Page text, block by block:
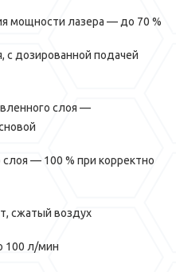
мощности лазера — до 70 %
с дозированной подачей
слоя —
— 100 % при корректно
сжатый воздух
100 л/мин